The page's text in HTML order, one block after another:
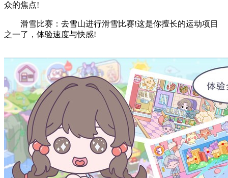
众的焦点!
滑雪比赛：去雪山进行滑雪比赛!这是你擅长的运动项目
之一了，体验速度与快感!